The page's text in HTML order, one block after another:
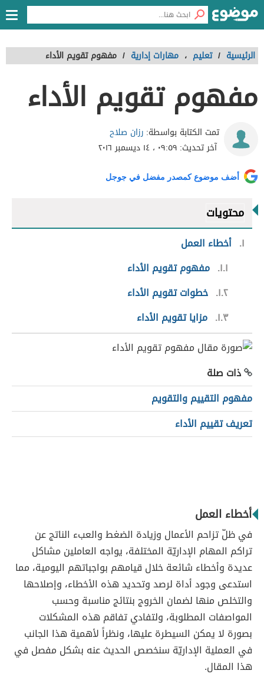
الرئيسية / تعليم ، مهارات إدارية / مفهوم تقويم الأداء
مفهوم تقويم الأداء
تمت الكتابة بواسطة: رزان صلاح
آخر تحديث: ٠٩:٥٩ ، ١٤ ديسمبر ٢٠١٦
أضف موضوع كمصدر مفضل في جوجل
محتويات
١ أخطاء العمل
١.١ مفهوم تقويم الأداء
١.٢ خطوات تقويم الأداء
١.٣ مزايا تقويم الأداء
ذات صلة
مفهوم التقييم والتقويم
تعريف تقييم الأداء
أخطاء العمل
في ظلّ تزاحم الأعمال وزيادة الضغط والعبء الناتج عن
تراكم المهام الإداريّة المختلفة، يواجه العاملين مشاكل
عديدة وأخطاء شائعة خلال قيامهم بواجباتهم اليومية، مما
استدعى وجود أداة لرصد وتحديد هذه الأخطاء، وإصلاحها
والتخلص منها لضمان الخروج بنتائج مناسبة وحسب
المواصفات المطلوبة، ولتفادي تفاقم هذه المشكلات
بصورة لا يمكن السيطرة عليها، ونظراً لأهمية هذا الجانب
في العملية الإداريّة سنخصص الحديث عنه بشكل مفصل في
هذا المقال.